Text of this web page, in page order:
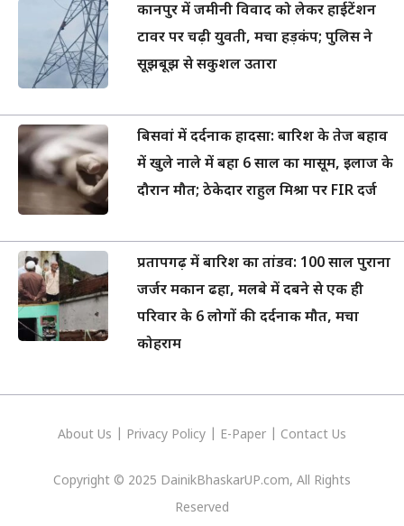
कानपुर में जमीनी विवाद को लेकर हाईटेंशन
टावर पर चढ़ी युवती, मचा हड़कंप; पुलिस ने
सूझबूझ से सकुशल उतारा
बिसवां में दर्दनाक हादसा: बारिश के तेज बहाव
में खुले नाले में बहा 6 साल का मासूम, इलाज के
दौरान मौत; ठेकेदार राहुल मिश्रा पर FIR दर्ज
प्रतापगढ़ में बारिश का तांडव: 100 साल पुराना
जर्जर मकान ढहा, मलबे में दबने से एक ही
परिवार के 6 लोगों की दर्दनाक मौत, मचा
कोहराम
About Us Privacy Policy E-Paper Contact Us
Copyright © 2025 DainikBhaskarUP.com, All Rights
Reserved